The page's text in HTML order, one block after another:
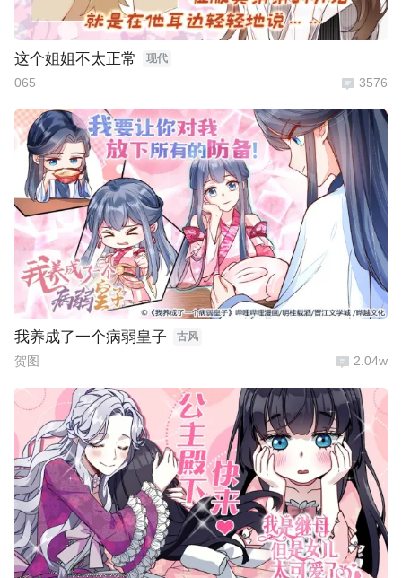
这个姐姐不太正常 现代
065 3576
我养成了一个病弱皇子 古风
贺图 2.04w